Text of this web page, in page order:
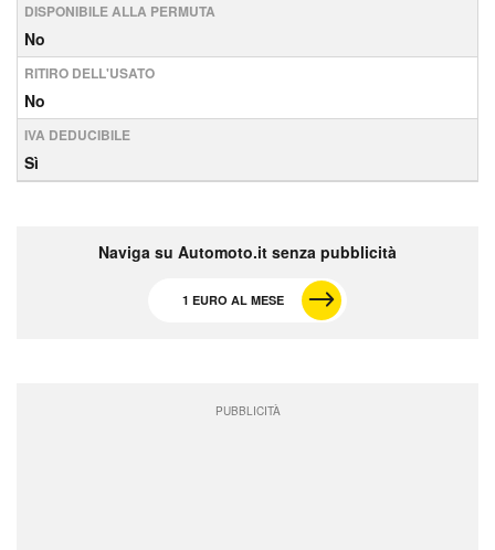
DISPONIBILE ALLA PERMUTA
No
RITIRO DELL'USATO
No
IVA DEDUCIBILE
Sì
Naviga su Automoto.it senza pubblicità
1 EURO AL MESE
PUBBLICITÀ